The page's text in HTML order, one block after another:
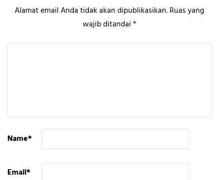
Alamat email Anda tidak akan dipublikasikan.Ruas yang
wajib ditandai*
Name*
Email*